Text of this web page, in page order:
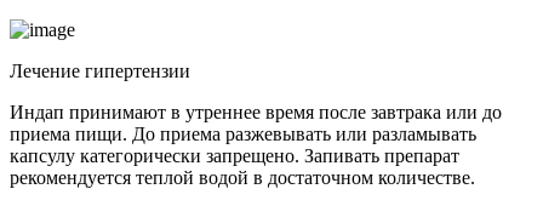
Лечение гипертензии
Индап принимают в утреннее время после завтрака или до
приема пищи. До приема разжевывать или разламывать
капсулу категорически запрещено. Запивать препарат
рекомендуется теплой водой в достаточном количестве.